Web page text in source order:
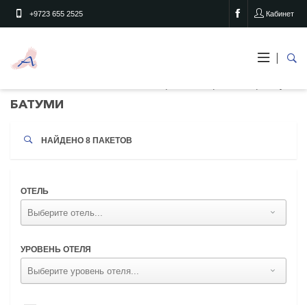
+9723 655 2525 Кабинет
БАТУМИ
НАЙДЕНО 8 ПАКЕТОВ
ОТЕЛЬ
УРОВЕНЬ ОТЕЛЯ